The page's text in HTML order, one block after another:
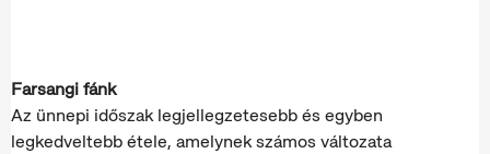
Farsangi fánk
Az ünnepi időszak legjellegzetesebb és egyben
legkedveltebb étele, amelynek számos változata